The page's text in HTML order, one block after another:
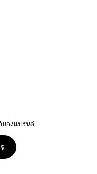
องแบรนด์